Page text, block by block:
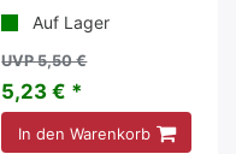
Auf Lager
UVP 5,50 €
5,23 € *
In den Warenkorb